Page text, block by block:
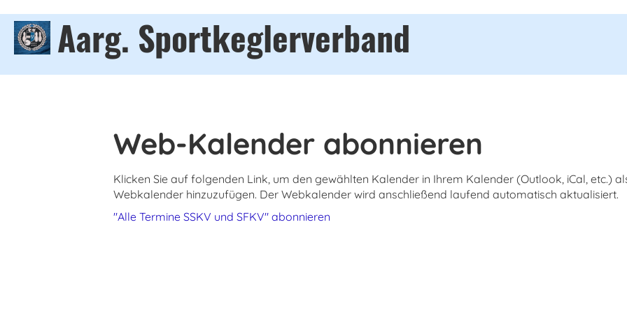
Aarg. Sportkeglerverband
Web-Kalender abonnieren
Klicken Sie auf folgenden Link, um den gewählten Kalender in Ihrem Kalender (Outlook, iCal, etc.)
Webkalender hinzuzufügen. Der Webkalender wird anschließend laufend automatisch aktualisiert.
"Alle Termine SSKV und SFKV" abonnieren